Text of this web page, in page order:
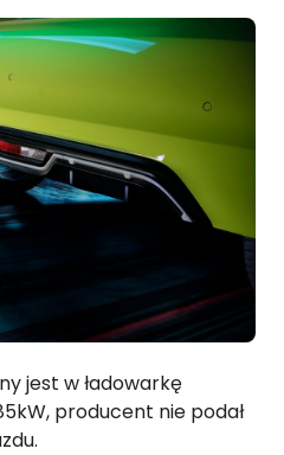
jest w ładowarkę
producent nie podał